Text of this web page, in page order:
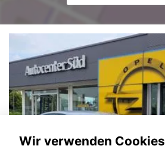
Wir verwenden Cookies